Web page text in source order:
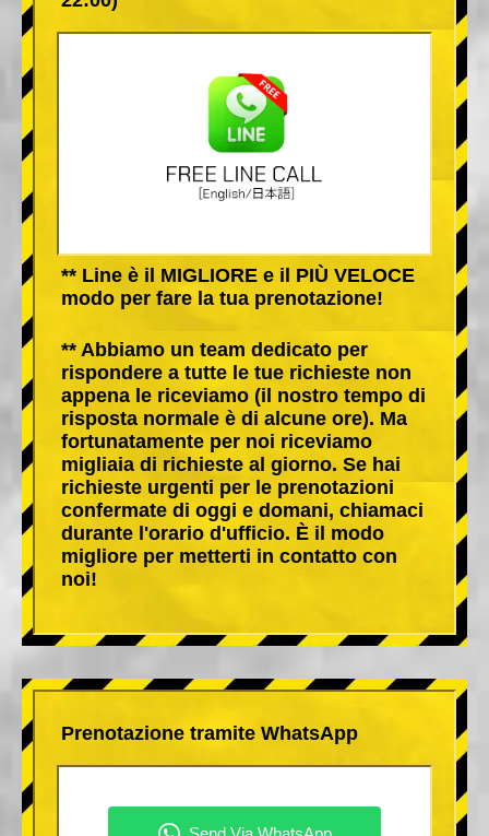
** Line è il MIGLIORE e il PIÙ VELOCE
modo per fare la tua prenotazione!
** Abbiamo un team dedicato per
rispondere a tutte le tue richieste non
appena le riceviamo (il nostro tempo di
risposta normale è di alcune ore). Ma
fortunatamente per noi riceviamo
migliaia di richieste al giorno. Se hai
richieste urgenti per le prenotazioni
confermate di oggi e domani, chiamaci
durante l'orario d'ufficio. È il modo
migliore per metterti in contatto con
noi!
Prenotazione tramite WhatsApp